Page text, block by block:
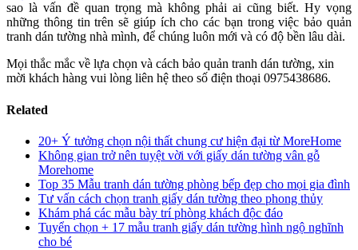
sao là vấn đề quan trọng mà không phải ai cũng biết. Hy vọng
những thông tin trên sẽ giúp ích cho các bạn trong việc bảo quản
tranh dán tường nhà mình, để chúng luôn mới và có độ bền lâu dài.
Mọi thắc mắc về lựa chọn và cách bảo quản tranh dán tường, xin
mời khách hàng vui lòng liên hệ theo số điện thoại 0975438686.
Related
20+ Ý tưởng chọn nội thất chung cư hiện đại từ MoreHome
Không gian trở nên tuyệt vời với giấy dán tường vân gỗ
Morehome
Top 35 Mẫu tranh dán tường phòng bếp đẹp cho mọi gia đình
Tư vấn cách chọn tranh giấy dán tường theo phong thủy
Khám phá các mẫu bày trí phòng khách độc đáo
Tuyển chọn + 17 mẫu tranh giấy dán tường hình ngộ nghĩnh
cho bé